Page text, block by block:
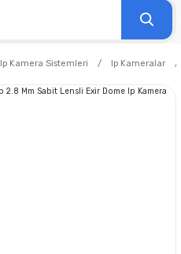
Ip Kamera Sistemleri Ip Kameralar